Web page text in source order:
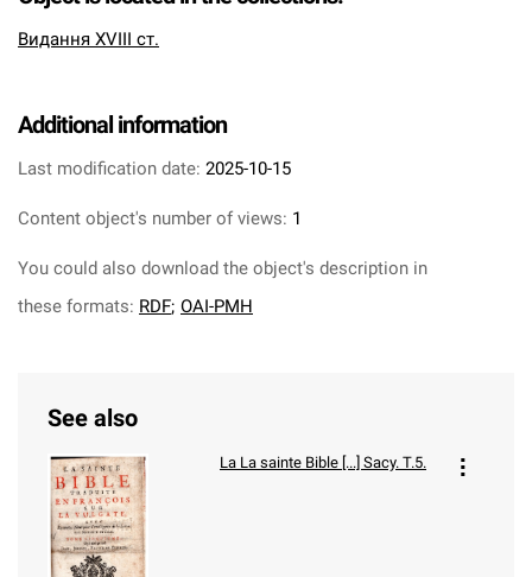
Видання XVIII ст.
Additional information
Last modification date: 2025-10-15
Content object's number of views: 1
You could also download the object's description in
these formats: RDF; OAI-PMH
See also
La La sainte Bible [...] Sacy. T.5.